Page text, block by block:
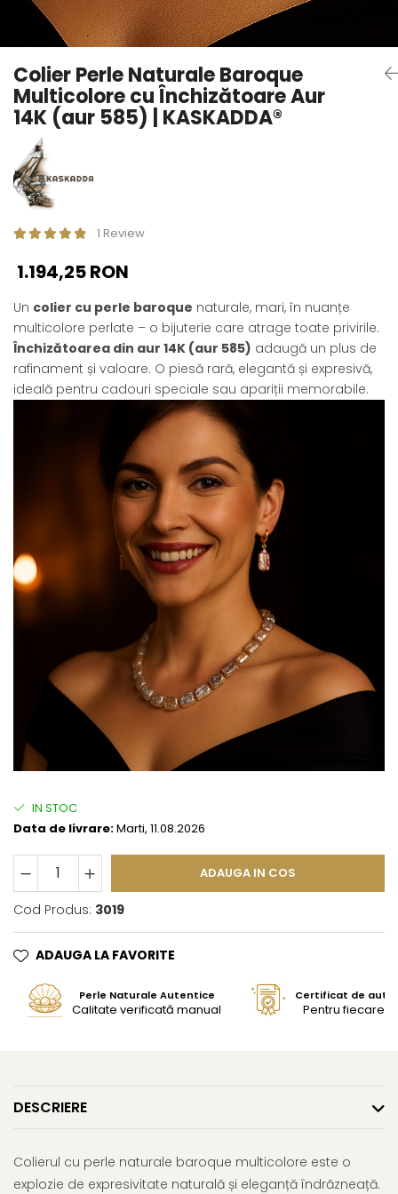
Seturi Perle cu Argint
Brățări cu Perle
Pandantive cu Perle
Brose cu Perle
Colier Perle Naturale Baroque
Multicolore cu Închizătoare Aur
14K (aur 585) | KASKADDA®
1 Review
1.194,25 RON
Un colier cu perle baroque naturale, mari, în nuanțe
multicolore perlate – o bijuterie care atrage toate privirile.
Închizătoarea din aur 14K (aur 585) adaugă un plus de
rafinament și valoare. O piesă rară, elegantă și expresivă,
ideală pentru cadouri speciale sau apariții memorabile.
IN STOC
Data de livrare:Marti, 11.08.2026
ADAUGA IN COS
Cod Produs: 3019
ADAUGA LA FAVORITE
Perle Naturale Autentice
Calitate verificată manual
Certificat de
Pentru fiecare
DESCRIERE
Colierul cu perle naturale baroque multicolore este o
explozie de expresivitate naturală și eleganță îndrăzneață.